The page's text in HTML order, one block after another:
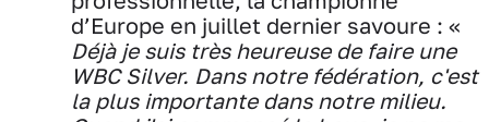
d’Europe en juillet dernier savoure : «
Déjà je suis très heureuse de faire une
WBC Silver. Dans notre fédération, c'est
la plus importante dans notre milieu.